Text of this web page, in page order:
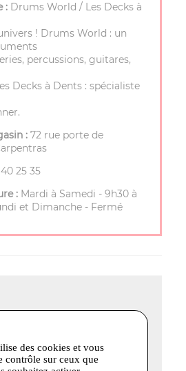
: Drums World / Les Decks à
! Drums World : un
percussions, guitares,
Decks à Dents : spécialiste
: 72 rue porte de
25 35
: Mardi à Samedi - 9h30 à
et Dimanche - Fermé
des cookies et vous
contrôle sur ceux que